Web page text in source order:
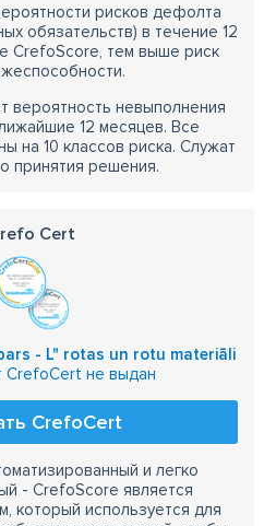
рисков дефолта
обязательств) в течение 12
CrefoScore, тем выше риск
вероятность невыполнения
12 месяцев. Все
на 10 классов риска. Служат
принятия решения.
Cert
- L" rotas un rotu materiāli
CrefoCert не выдан
CrefoCert
и легко
- CrefoScore является
который используется для